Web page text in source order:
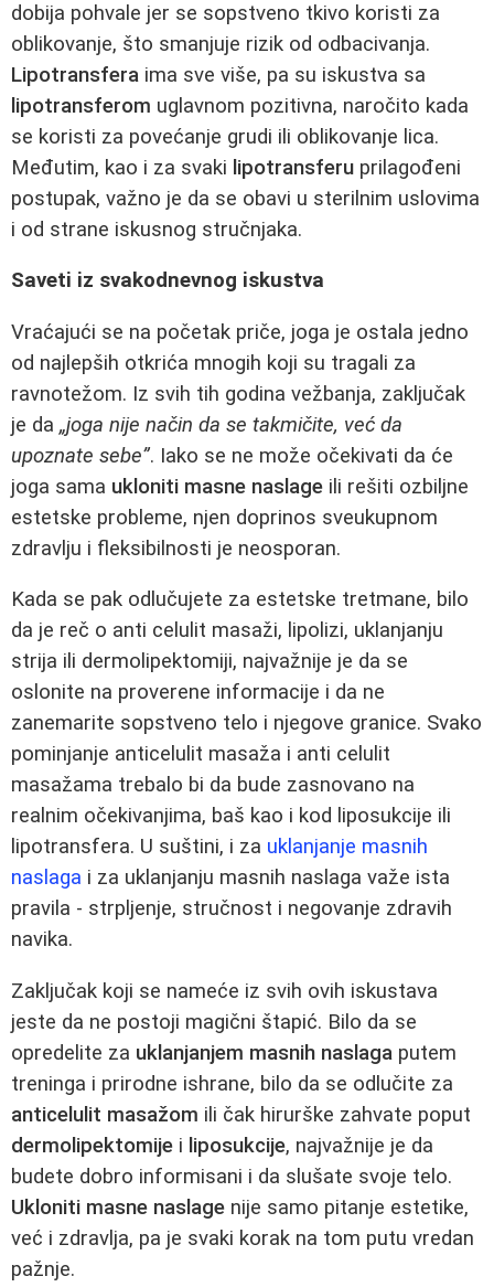
dobija pohvale jer se sopstveno tkivo koristi za
oblikovanje, što smanjuje rizik od odbacivanja.
Lipotransfera ima sve više, pa su iskustva sa
lipotransferom uglavnom pozitivna, naročito kada
se koristi za povećanje grudi ili oblikovanje lica.
Međutim, kao i za svaki lipotransferu prilagođeni
postupak, važno je da se obavi u sterilnim uslovima
i od strane iskusnog stručnjaka.
Saveti iz svakodnevnog iskustva
Vraćajući se na početak priče, joga je ostala jedno
od najlepših otkrića mnogih koji su tragali za
ravnotežom. Iz svih tih godina vežbanja, zaključak
je da „joga nije način da se takmičite, već da
upoznate sebe”. Iako se ne može očekivati da će
joga sama ukloniti masne naslage ili rešiti ozbiljne
estetske probleme, njen doprinos sveukupnom
zdravlju i fleksibilnosti je neosporan.
Kada se pak odlučujete za estetske tretmane, bilo
da je reč o anti celulit masaži, lipolizi, uklanjanju
strija ili dermolipektomiji, najvažnije je da se
oslonite na proverene informacije i da ne
zanemarite sopstveno telo i njegove granice. Svako
pominjanje anticelulit masaža i anti celulit
masažama trebalo bi da bude zasnovano na
realnim očekivanjima, baš kao i kod liposukcije ili
lipotransfera. U suštini, i za uklanjanje masnih
naslaga i za uklanjanju masnih naslaga važe ista
pravila - strpljenje, stručnost i negovanje zdravih
navika.
Zaključak koji se nameće iz svih ovih iskustava
jeste da ne postoji magični štapić. Bilo da se
opredelite za uklanjanjem masnih naslaga putem
treninga i prirodne ishrane, bilo da se odlučite za
anticelulit masažom ili čak hirurške zahvate poput
dermolipektomije i liposukcije, najvažnije je da
budete dobro informisani i da slušate svoje telo.
Ukloniti masne naslage nije samo pitanje estetike,
već i zdravlja, pa je svaki korak na tom putu vredan
pažnje.